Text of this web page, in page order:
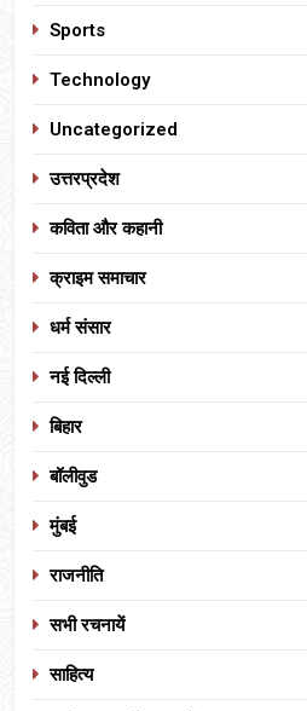
Sports
Technology
Uncategorized
उत्तरप्रदेश
कविता और कहानी
क्राइम समाचार
धर्म संसार
नई दिल्ली
बिहार
बॉलीवुड
मुंबई
राजनीति
सभी रचनायें
साहित्य